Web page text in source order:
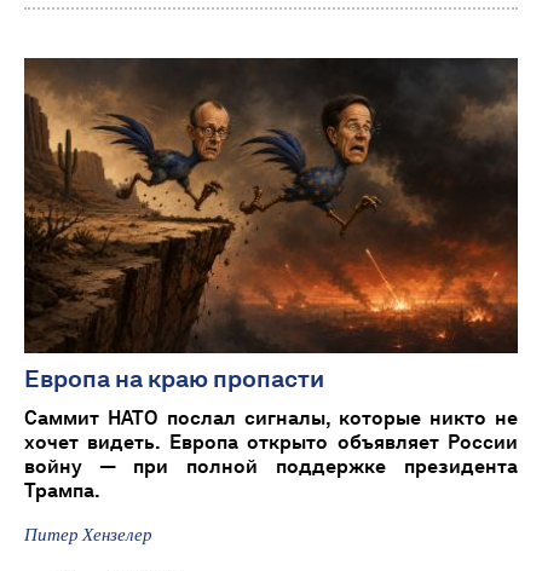
Европа на краю пропасти
Саммит НАТО послал сигналы, которые никто не
хочет видеть. Европа открыто объявляет России
войну — при полной поддержке президента
Трампа.
Питер Хензелер